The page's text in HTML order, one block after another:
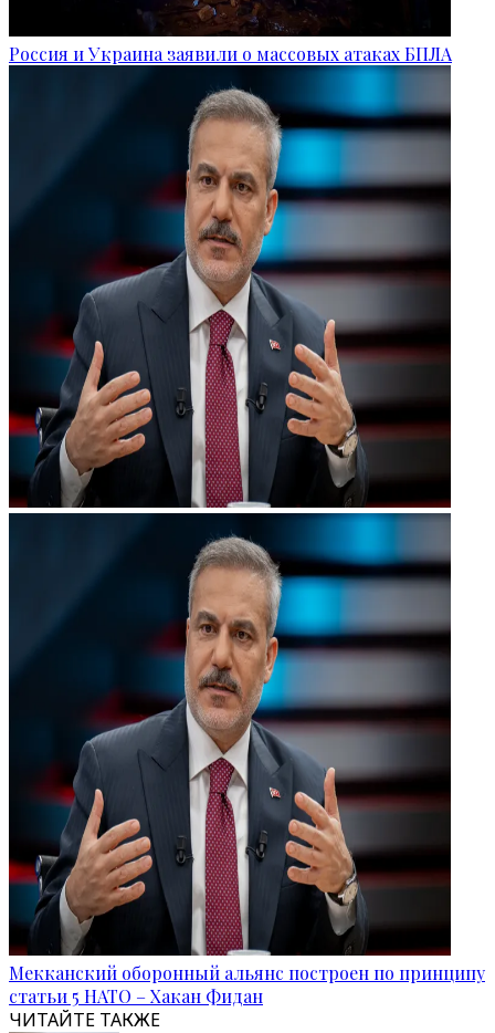
Россия и Украина заявили о массовых атаках БПЛА
Мекканский оборонный альянс построен по принципу
статьи 5 НАТО – Хакан Фидан
ЧИТАЙТЕ ТАКЖЕ